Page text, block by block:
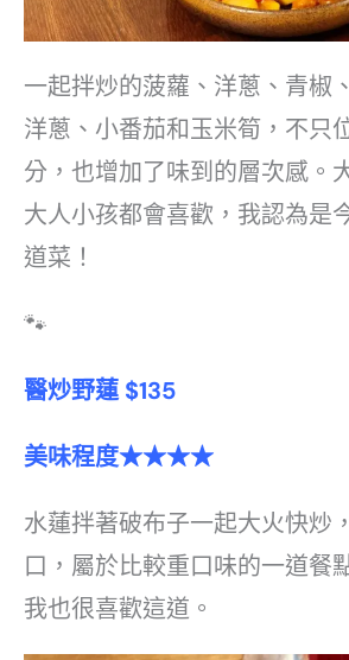
一起拌炒的菠蘿、洋蔥、青椒
洋蔥、小番茄和玉米筍，不只
分，也增加了味到的層次感。
大人小孩都會喜歡，我認為是
道菜！
🐾
醫炒野蓮 $135
美味程度★★★★
水蓮拌著破布子一起大火快炒
口，屬於比較重口味的一道餐
我也很喜歡這道。